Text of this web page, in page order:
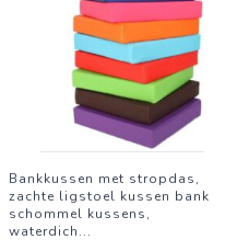
Bankkussen met stropdas,
zachte ligstoel kussen bank
schommel kussens,
waterdich...